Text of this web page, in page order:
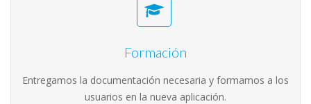
Formación
Entregamos la documentación necesaria y formamos a los
usuarios en la nueva aplicación.